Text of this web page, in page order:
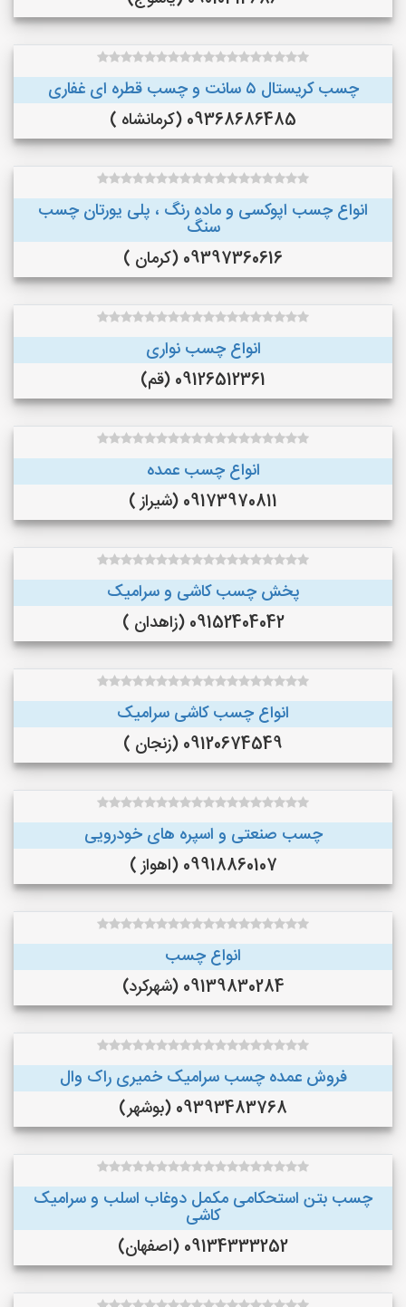
چسب کریستال ۵ سانت و چسب قطره ای غفاری
09368686485 (کرمانشاه )
انواع چسب اپوکسی و ماده رنگ ، پلی یورتان چسب
سنگ
09397360616 (کرمان )
انواع چسب نواری
09126512361 (قم)
انواع چسب عمده
09173970811 (شیراز )
پخش چسب کاشی و سرامیک
09152404042 (زاهدان )
انواع چسب کاشی سرامیک
09120674549 (زنجان )
چسب صنعتی و اسپره های خودرویی
09918860107 (اهواز )
انواع چسب
09139830284 (شهرکرد)
فروش عمده چسب سرامیک خمیری راک وال
09393483768 (بوشهر)
چسب بتن استحکامی مکمل دوغاب اسلب و سرامیک
کاشی
09134333252 (اصفهان)